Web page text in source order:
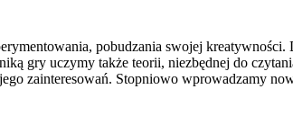
pobudzania swojej
gry uczymy także teorii, niezbędnej do
zainteresowań. Stopniowo wprowadzamy